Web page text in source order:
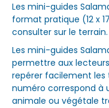
Les mini-guides
format pratique (12 x
consulter sur le
Les mini-guides
permettre aux
repérer facilement les
numéro correspond à
animale ou végétale